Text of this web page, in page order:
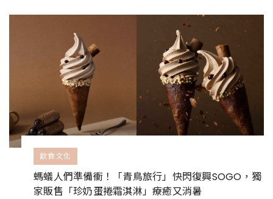
飲食文化
螞蟻人們準備衝！「青鳥旅行」快閃復興SOGO，獨
家販售「珍奶蛋捲霜淇淋」療癒又消暑